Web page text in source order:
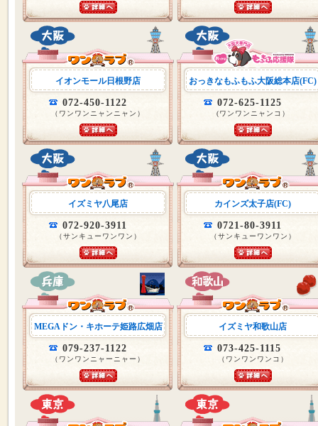
イオンモール日根野店
072-450-1122
（ワンワンニャンニャン）
おっきなもふもふ大阪総本店(FC)
072-625-1125
(ワンワンニャンコ）
イズミヤ八尾店
072-920-3911
（サンキューワンワン）
カインズ太子店(FC)
0721-80-3911
（サンキューワンワン）
MEGAドン・キホーテ姫路広畑店
079-237-1122
（ワンワンニャーニャー）
イズミヤ和歌山店
073-425-1115
（ワンワンワンコ）